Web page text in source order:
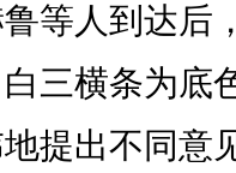
等人到达后
三横条为底
提出不同意